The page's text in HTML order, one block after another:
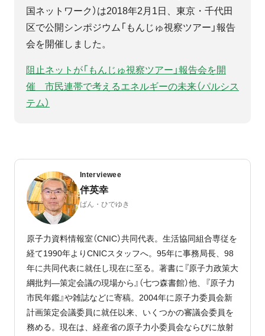
国ネットワーク）は2018年2月1日、東京・千代田
区で公開シンポジウム「もんじゅ視察ツアー」報告
会を開催しました。
阻止ネットが「もんじゅ視察ツアー」報告会を開
催 市民連帯で考えるエネルギーの未来（パルシス
テム）
Interviewee
伴英幸
ばん・ひでゆき
原子力資料情報室（CNIC）共同代表。生活協同組合専従を
経て1990年よりCNICスタッフへ。95年に事務局長、98
年に共同代表に就任し現在に至る。著書に『原子力政策大
綱批判―策定会議の現場から』（七つ森書館）他、『原子力
市民年鑑』や雑誌などに寄稿。2004年に原子力委員会新
計画策定会議委員に就任以来、いくつかの審議会委員を
務める。現在は、経産省の原子力小委員会ならびに放射